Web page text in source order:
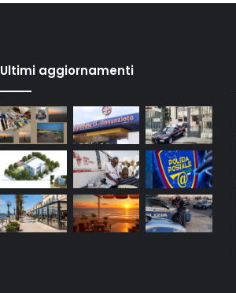
Ultimi aggiornamenti